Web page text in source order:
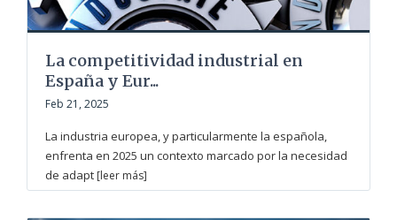
La competitividad industrial en
España y Eur...
Feb 21, 2025
La industria europea, y particularmente la española,
enfrenta en 2025 un contexto marcado por la necesidad
de adapt [leer más]